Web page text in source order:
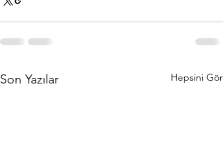
Son Yazılar Hepsini Gör